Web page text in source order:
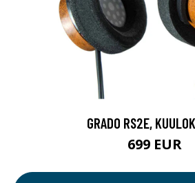
GRADO RS2E,
699 EUR